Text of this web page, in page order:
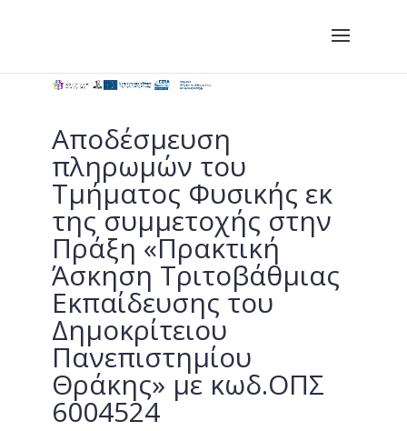
Αποδέσμευση
πληρωμών του
Τμήματος Φυσικής εκ
της συμμετοχής στην
Πράξη «Πρακτική
Άσκηση Τριτοβάθμιας
Εκπαίδευσης του
Δημοκρίτειου
Πανεπιστημίου
Θράκης» με κωδ.ΟΠΣ
6004524